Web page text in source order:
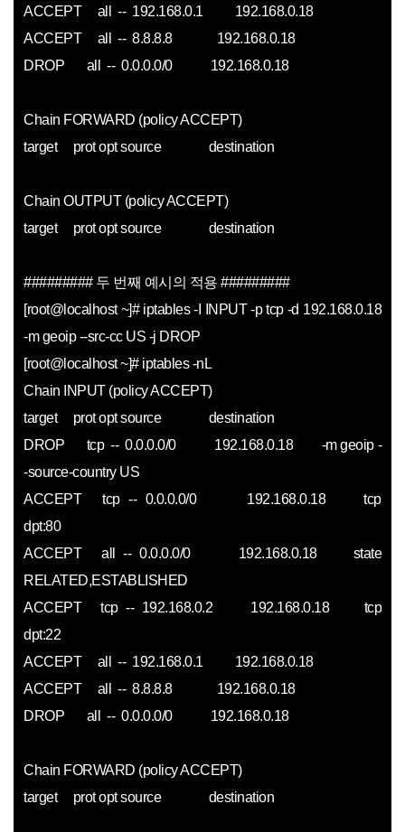
ACCEPT all -- 192.168.0.1 192.168.0.18
ACCEPT all -- 8.8.8.8 192.168.0.18
DROP all -- 0.0.0.0/0 192.168.0.18
Chain FORWARD (policy ACCEPT)
target prot opt source destination
Chain OUTPUT (policy ACCEPT)
target prot opt source destination
######### 두 번째 예시의 적용 #########
[root@localhost ~]# iptables -I INPUT -p tcp -d 192.168.0.18
-m geoip --src-cc US -j DROP
[root@localhost ~]# iptables -nL
Chain INPUT (policy ACCEPT)
target prot opt source destination
DROP tcp -- 0.0.0.0/0 192.168.0.18 -m geoip -
-source-country US
ACCEPT tcp -- 0.0.0.0/0 192.168.0.18 tcp
dpt:80
ACCEPT all -- 0.0.0.0/0 192.168.0.18 state
RELATED,ESTABLISHED
ACCEPT tcp -- 192.168.0.2 192.168.0.18 tcp
dpt:22
ACCEPT all -- 192.168.0.1 192.168.0.18
ACCEPT all -- 8.8.8.8 192.168.0.18
DROP all -- 0.0.0.0/0 192.168.0.18
Chain FORWARD (policy ACCEPT)
target prot opt source destination